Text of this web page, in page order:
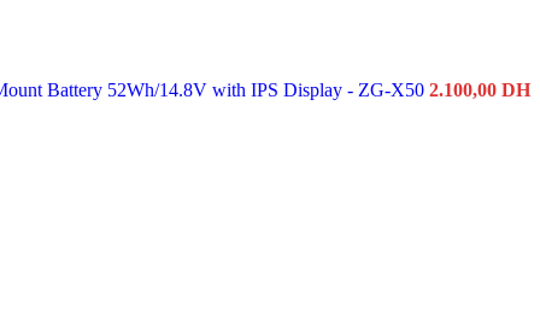
Battery 52Wh/14.8V with IPS Display - ZG-X50 2.100,00 DH